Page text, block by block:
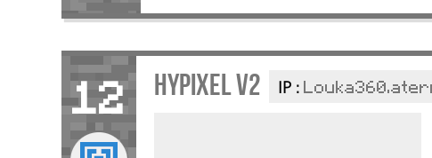
12 Hypixel v2 IP :